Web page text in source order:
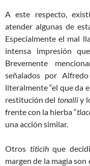
A este respecto,
atender algunas de
Especialmente el mal
intensa impresión
Brevemente
señalados por
literalmente “el que da
restitución del tonalliy
frente con la hierba “
una acción similar.
Otros titicihque
margen de la magia son